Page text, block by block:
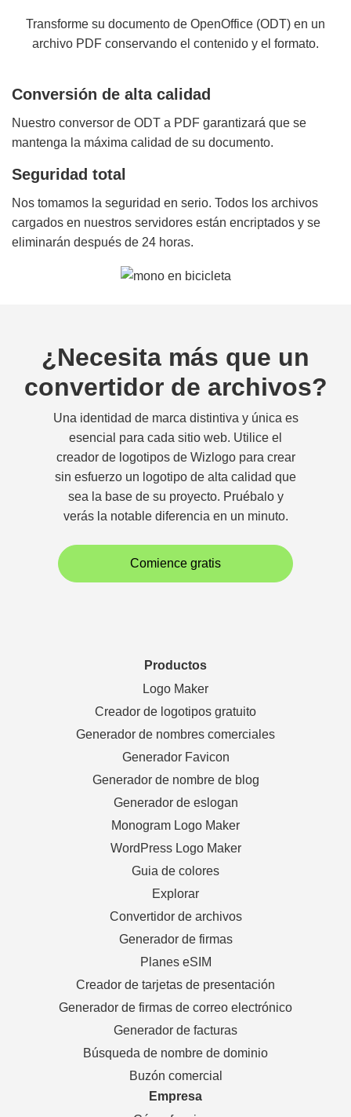
Transforme su documento de OpenOffice (ODT) en un
archivo PDF conservando el contenido y el formato.
Conversión de alta calidad
Nuestro conversor de ODT a PDF garantizará que se
mantenga la máxima calidad de su documento.
Seguridad total
Nos tomamos la seguridad en serio. Todos los archivos
cargados en nuestros servidores están encriptados y se
eliminarán después de 24 horas.
¿Necesita más que un
convertidor de archivos?
Una identidad de marca distintiva y única es
esencial para cada sitio web. Utilice el
creador de logotipos de Wizlogo para crear
sin esfuerzo un logotipo de alta calidad que
sea la base de su proyecto. Pruébalo y
verás la notable diferencia en un minuto.
Comience gratis
Productos
Logo Maker
Creador de logotipos gratuito
Generador de nombres comerciales
Generador Favicon
Generador de nombre de blog
Generador de eslogan
Monogram Logo Maker
WordPress Logo Maker
Guia de colores
Explorar
Convertidor de archivos
Generador de firmas
Planes eSIM
Creador de tarjetas de presentación
Generador de firmas de correo electrónico
Generador de facturas
Búsqueda de nombre de dominio
Buzón comercial
Empresa